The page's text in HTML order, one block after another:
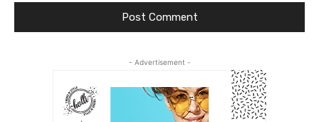
- Advertisement -